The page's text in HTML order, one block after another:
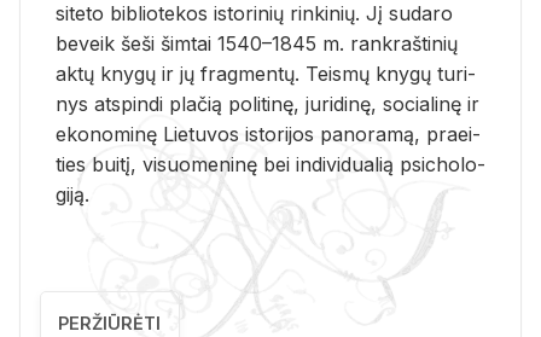
si­te­to bi­b­lio­te­kos is­to­ri­nių rin­ki­nių. Jį su­da­ro
be­veik šeši šim­tai 1540–1845 m. rank­raš­ti­nių
aktų kny­gų ir jų frag­men­tų. Teis­mų kny­gų tu­ri­
nys at­spin­di pla­čią po­li­ti­nę, ju­ri­di­nę, so­cia­li­nę ir
eko­no­mi­nę Lie­tu­vos is­to­ri­jos pa­no­ra­mą, pra­ei­
ties bui­tį, vi­suo­me­ni­nę bei in­di­vi­dua­lią psi­cho­lo­
gi­ją.
PERŽIŪRĖTI